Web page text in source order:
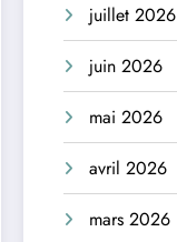
juillet 2026
juin 2026
mai 2026
avril 2026
mars 2026